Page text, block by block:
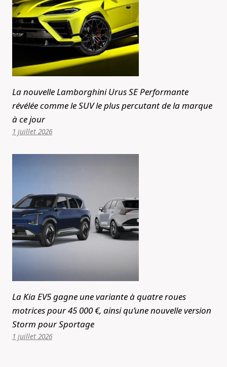
La nouvelle Lamborghini Urus SE Performante
révélée comme le SUV le plus percutant de la marque
à ce jour
1 juillet 2026
La Kia EV5 gagne une variante à quatre roues
motrices pour 45 000 €, ainsi qu’une nouvelle version
Storm pour Sportage
1 juillet 2026